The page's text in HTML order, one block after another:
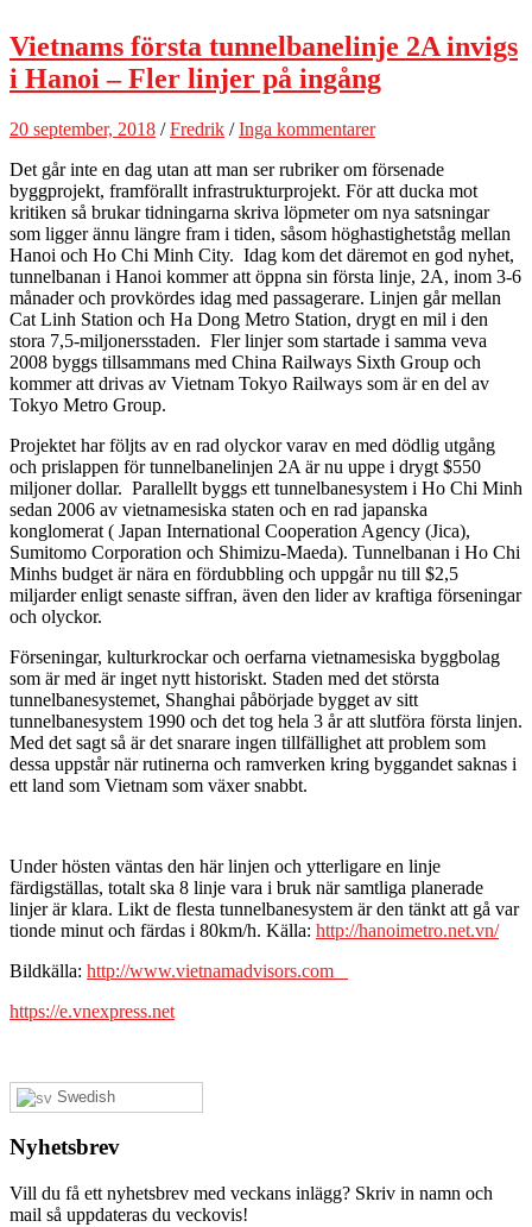
Vietnams första tunnelbanelinje 2A invigs
i Hanoi – Fler linjer på ingång
20 september, 2018 /Fredrik /Inga kommentarer
Det går inte en dag utan att man ser rubriker om försenade
byggprojekt, framförallt infrastrukturprojekt. För att ducka mot
kritiken så brukar tidningarna skriva löpmeter om nya satsningar
som ligger ännu längre fram i tiden, såsom höghastighetståg mellan
Hanoi och Ho Chi Minh City. Idag kom det däremot en god nyhet,
tunnelbanan i Hanoi kommer att öppna sin första linje, 2A, inom 3-6
månader och provkördes idag med passagerare. Linjen går mellan
Cat Linh Station och Ha Dong Metro Station, drygt en mil i den
stora 7,5-miljonersstaden. Fler linjer som startade i samma veva
2008 byggs tillsammans med China Railways Sixth Group och
kommer att drivas av Vietnam Tokyo Railways som är en del av
Tokyo Metro Group.
Projektet har följts av en rad olyckor varav en med dödlig utgång
och prislappen för tunnelbanelinjen 2A är nu uppe i drygt $550
miljoner dollar. Parallellt byggs ett tunnelbanesystem i Ho Chi Minh
sedan 2006 av vietnamesiska staten och en rad japanska
konglomerat ( Japan International Cooperation Agency (Jica),
Sumitomo Corporation och Shimizu-Maeda). Tunnelbanan i Ho Chi
Minhs budget är nära en fördubbling och uppgår nu till $2,5
miljarder enligt senaste siffran, även den lider av kraftiga förseningar
och olyckor.
Förseningar, kulturkrockar och oerfarna vietnamesiska byggbolag
som är med är inget nytt historiskt. Staden med det största
tunnelbanesystemet, Shanghai påbörjade bygget av sitt
tunnelbanesystem 1990 och det tog hela 3 år att slutföra första linjen.
Med det sagt så är det snarare ingen tillfällighet att problem som
dessa uppstår när rutinerna och ramverken kring byggandet saknas i
ett land som Vietnam som växer snabbt.
Under hösten väntas den här linjen och ytterligare en linje
färdigställas, totalt ska 8 linje vara i bruk när samtliga planerade
linjer är klara. Likt de flesta tunnelbanesystem är den tänkt att gå var
tionde minut och färdas i 80km/h. Källa: http://hanoimetro.net.vn/
Bildkälla: http://www.vietnamadvisors.com
https://e.vnexpress.net
Swedish
Nyhetsbrev
Vill du få ett nyhetsbrev med veckans inlägg? Skriv in namn och
mail så uppdateras du veckovis!